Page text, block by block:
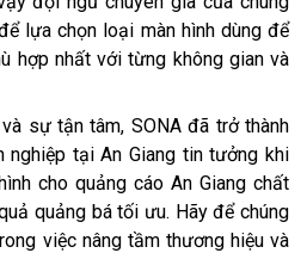
lựa chọn loại màn hình dùng để
hợp nhất với từng không gian và
sự tận tâm, SONA đã trở thành
nghiệp tại An Giang tin tưởng khi
cho quảng cáo An Giang chất
quảng bá tối ưu. Hãy để chúng
việc nâng tầm thương hiệu và